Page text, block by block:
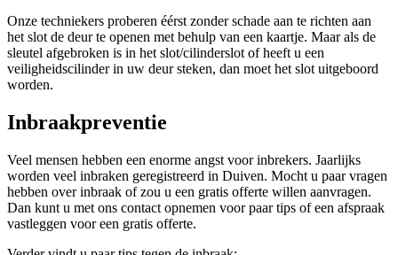
Onze techniekers proberen éérst zonder schade aan te richten aan
het slot de deur te openen met behulp van een kaartje. Maar als de
sleutel afgebroken is in het slot/cilinderslot of heeft u een
veiligheidscilinder in uw deur steken, dan moet het slot uitgeboord
worden.
Inbraakpreventie
Veel mensen hebben een enorme angst voor inbrekers. Jaarlijks
worden veel inbraken geregistreerd in Duiven. Mocht u paar vragen
hebben over inbraak of zou u een gratis offerte willen aanvragen.
Dan kunt u met ons contact opnemen voor paar tips of een afspraak
vastleggen voor een gratis offerte.